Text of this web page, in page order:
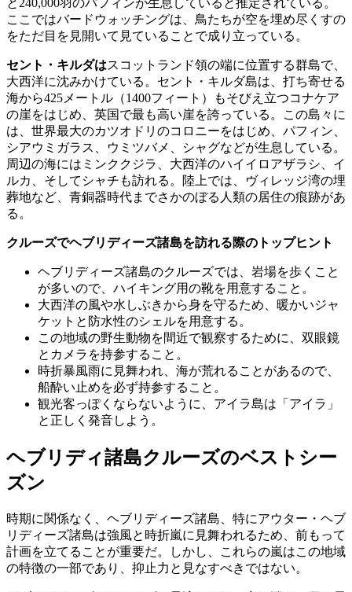
ここではバードウォッチングは、鳥たちが空を埋め尽くすの
をただ目を見開いて見ていることで成り立っている。
セント・キルダはスコットランド領の端に位置する群島で、
大西洋に沈みかけている。セント・キルダ島は、打ち寄せる
海から425メートル（1400フィート）もそびえ立つコナケア
の崖をはじめ、英国で最も高い崖を誇っている。この島々に
は、世界最大のカツオドリのコロニーをはじめ、パフィン、
シアウミガラス、ウミツバメ、シャグなどが生息している。
周辺の海にはミンククジラ、大西洋のハイイロアザラシ、イ
ルカ、そしてシャチも訪れる。陸上では、ヴィレッジ湾の埋
葬地など、青銅器時代までさかのぼる人類の居住の痕跡があ
る。
クルーズでヘブリディーズ諸島を訪れる際のトップヒント
ヘブリディーズ諸島のクルーズでは、岩場を歩くこと
が多いので、ハイキング用の靴を用意すること。
大西洋の風や水しぶきから身を守るため、暖かいジャ
ケットと防水性のシェルを用意する。
この地域の野生動物を間近で観察するために、双眼鏡
とカメラを持参すること。
時折暴風雨に見舞われ、海が荒れることがあるので、
船酔い止めを必ず持参すること。
観光客っぽくならないように、アイラ島は「アイラ」
と正しく発音しよう。
ヘブリディ諸島クルーズのベストシー
ズン
時期に関係なく、ヘブリディーズ諸島、特にアウター・ヘブ
リディーズ諸島は強風と時折嵐に見舞われるため、前もって
計画を立てることが重要だ。しかし、これらの嵐はこの地域
の特徴の一部であり、抑止力と見なすべきではない。